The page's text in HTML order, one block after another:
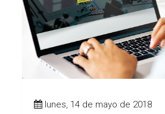
lunes, 14 de mayo de 2018